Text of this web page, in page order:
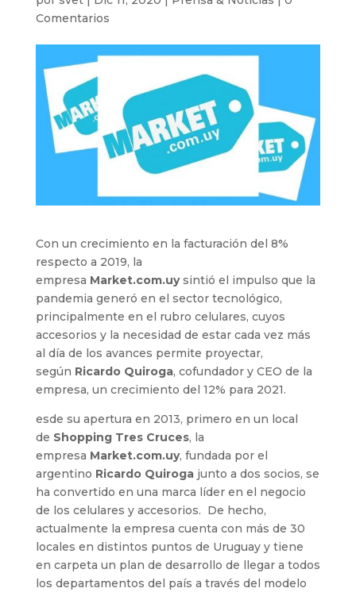
Comentarios
Con un crecimiento en la facturación del 8%
respecto a 2019, la
empresa Market.com.uysintió el impulso que la
pandemia generó en el sector tecnológico,
principalmente en el rubro celulares, cuyos
accesorios y la necesidad de estar cada vez más
al día de los avances permite proyectar,
según Ricardo Quiroga, cofundador y CEO de la
empresa, un crecimiento del 12% para 2021.
esde su apertura en 2013, primero en un local
de Shopping Tres Cruces, la
empresa Market.com.uy, fundada por el
argentino Ricardo Quirogajunto a dos socios, se
ha convertido en una marca líder en el negocio
de los celulares y accesorios. De hecho,
actualmente la empresa cuenta con más de 30
locales en distintos puntos de Uruguay y tiene
en carpeta un plan de desarrollo de llegar a todos
los departamentos del país a través del modelo